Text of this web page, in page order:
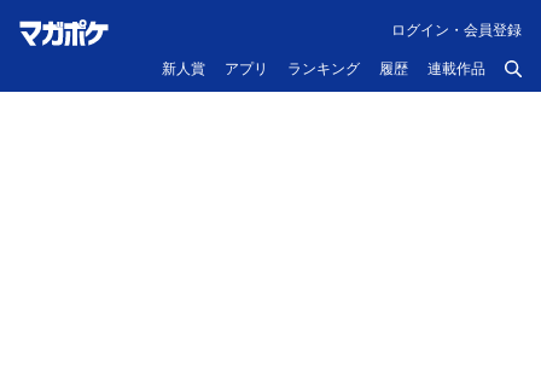
新人賞 アプリ ランキング 履歴 連載作品
ログイン・会員登録